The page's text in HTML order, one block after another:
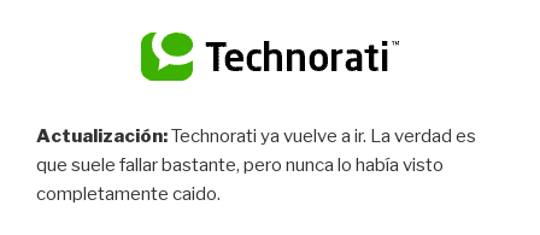
Actualización:Technorati ya vuelve a ir. La verdad es
que suele fallar bastante, pero nunca lo había visto
completamente caido.